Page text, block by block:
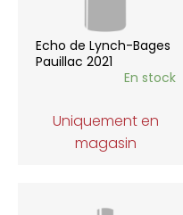
Echo de Lynch-Bages
Pauillac 2021
En stock
Uniquement en
magasin